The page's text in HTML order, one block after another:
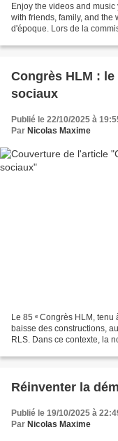
Enjoy the videos and
with friends, family, and the
d'époque. Lors de la
Congrès HLM :
sociaux
Publié le 22/10/2025 à
Par Nicolas Maxime
Le 85 ᵉ Congrès HLM,
baisse des constructions,
RLS. Dans ce contexte, la
Réinventer la
Publié le 19/10/2025 à
Par Nicolas Maxime